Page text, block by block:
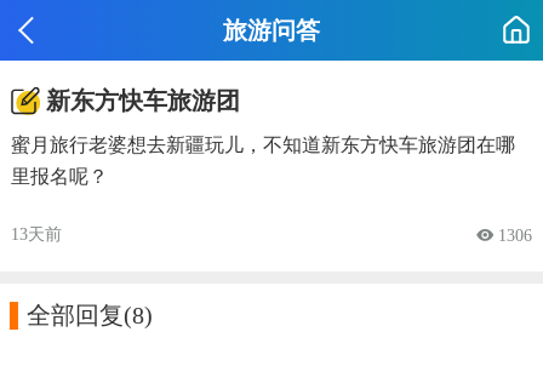
旅游问答
新东方快车旅游团
蜜月旅行老婆想去新疆玩儿，不知道新东方快车旅游团在哪
里报名呢？
13天前  1306
全部回复(8)